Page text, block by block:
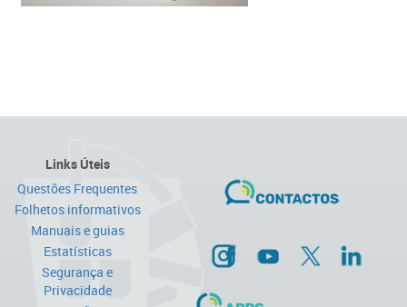
Links Úteis
Questões Frequentes
Folhetos informativos
Manuais e guias
Estatísticas
Segurança e
Privacidade